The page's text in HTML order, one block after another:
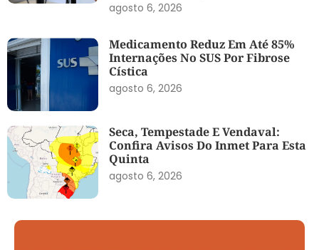
agosto 6, 2026
Medicamento Reduz Em Até 85%
Internações No SUS Por Fibrose
Cística
agosto 6, 2026
Seca, Tempestade E Vendaval:
Confira Avisos Do Inmet Para Esta
Quinta
agosto 6, 2026